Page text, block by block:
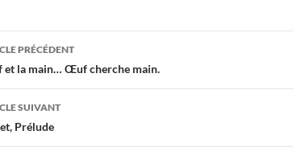
PRÉCÉDENT
et la main… Œuf cherche main.
SUIVANT
Prélude